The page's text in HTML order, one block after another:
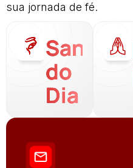
sua jornada de fé.
Santo
do
Dia